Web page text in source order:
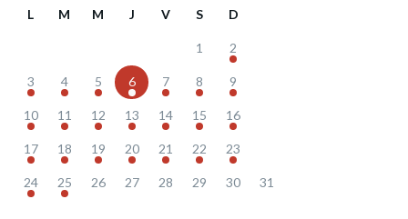
L M M J V S D
1 2
3 4 5 6 7 8 9
10 11 12 13 14 15 16
17 18 19 20 21 22 23
24 25 26 27 28 29 30 31